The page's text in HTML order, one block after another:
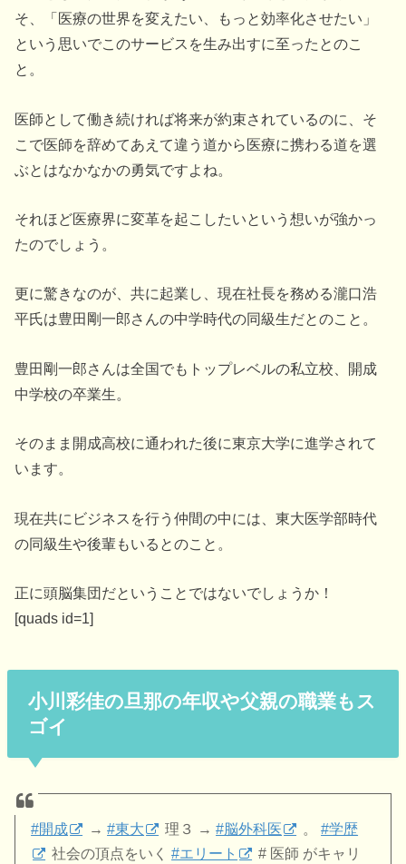
そ、「医療の世界を変えたい、もっと効率化させたい」
という思いでこのサービスを生み出すに至ったとのこ
と。
医師として働き続ければ将来が約束されているのに、そ
こで医師を辞めてあえて違う道から医療に携わる道を選
ぶとはなかなかの勇気ですよね。
それほど医療界に変革を起こしたいという想いが強かっ
たのでしょう。
更に驚きなのが、共に起業し、現在社長を務める瀧口浩
平氏は豊田剛一郎さんの中学時代の同級生だとのこと。
豊田剛一郎さんは全国でもトップレベルの私立校、開成
中学校の卒業生。
そのまま開成高校に通われた後に東京大学に進学されて
います。
現在共にビジネスを行う仲間の中には、東大医学部時代
の同級生や後輩もいるとのこと。
正に頭脳集団だということではないでしょうか！
[quads id=1]
小川彩佳の旦那の年収や父親の職業もス
ゴイ
#開成 →#東大 理３ →#脳外科医 。#学歴
社会の頂点をいく#エリート
# 医師 がキャリ